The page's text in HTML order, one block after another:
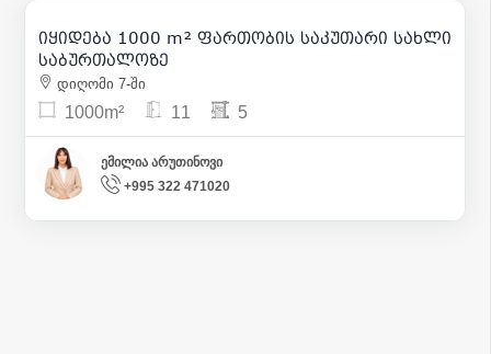
17
იყიდება 1000 m² ფართობის საკუთარი სახლი
საბურთალოზე
დიღომი 7-ში
1000m² 11 5
ემილია არუთინოვი
+995 322 471020